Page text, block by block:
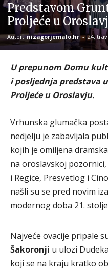
Predstavom
Proljeće u
Autor:nizagorjemalo.hr - 24.
U prepunom Domu
i posljednja predstava
Proljeće u Oroslavju.
Vrhunska glumačka
nedjelju je zabavljala
kojih je omiljena
na oroslavskoj
i Regice, Presvetlog i
našli su se pred novim
modernog doba 21.
Najveće ovacije pripale
Šakoronji u ulozi
koji se na kraju kratko